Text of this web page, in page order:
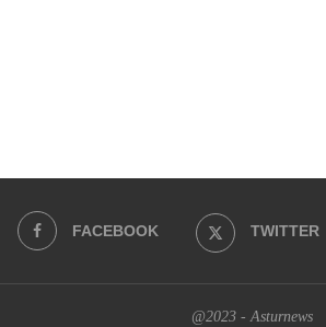
FACEBOOK TWITTER
@2023 - Asturnews